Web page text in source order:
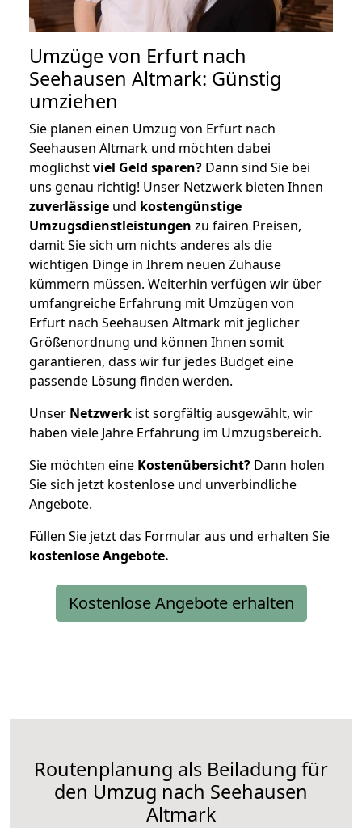
Umzüge von Erfurt nach
Seehausen Altmark: Günstig
umziehen
Sie planen einen Umzug von Erfurt nach
Seehausen Altmark und möchten dabei
möglichstviel Geld sparen? Dann sind Sie bei
uns genau richtig! Unser Netzwerk bieten Ihnen
zuverlässige und kostengünstige
Umzugsdienstleistungen zu fairen Preisen,
damit Sie sich um nichts anderes als die
wichtigen Dinge in Ihrem neuen Zuhause
kümmern müssen. Weiterhin verfügen wir über
umfangreiche Erfahrung mit Umzügen von
Erfurt nach Seehausen Altmark mit jeglicher
Größenordnung und können Ihnen somit
garantieren, dass wir für jedes Budget eine
passende Lösung finden werden.
Unser Netzwerk ist sorgfältig ausgewählt, wir
haben viele Jahre Erfahrung im Umzugsbereich.
Sie möchten eine Kostenübersicht? Dann holen
Sie sich jetzt kostenlose und unverbindliche
Angebote.
Füllen Sie jetzt das Formular aus und erhalten Sie
kostenloseAngebote.
Kostenlose Angebote erhalten
Routenplanung als Beiladung für
den Umzug nach Seehausen
Altmark